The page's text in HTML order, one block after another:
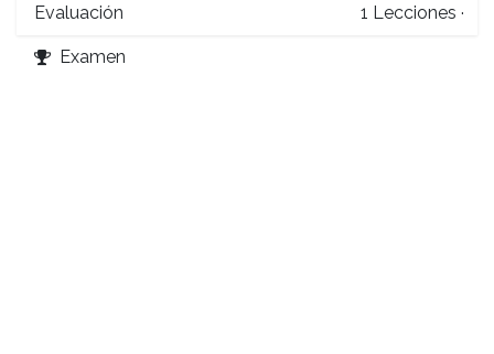
Evaluación 1 Lecciones ·
Examen